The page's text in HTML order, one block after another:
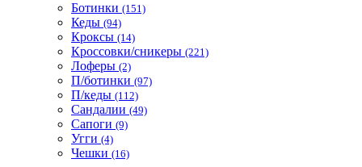
Ботинки (151)
Кеды (94)
Кроксы (14)
Кроссовки/сникеры (221)
Лоферы (2)
П/ботинки (97)
П/кеды (112)
Сандалии (49)
Сапоги (9)
Угги (4)
Чешки (16)